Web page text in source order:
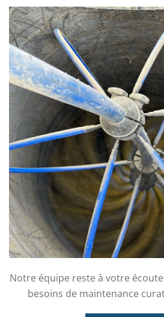
Notre équipe reste à votre
besoins de maintenance